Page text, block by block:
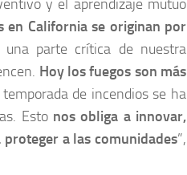
y el aprendizaje mutuo
en California se originan por
parte crítica de nuestra
Hoy los fuegos son más
de incendios se ha
Esto nos obliga a innovar,
a las comunidades”,